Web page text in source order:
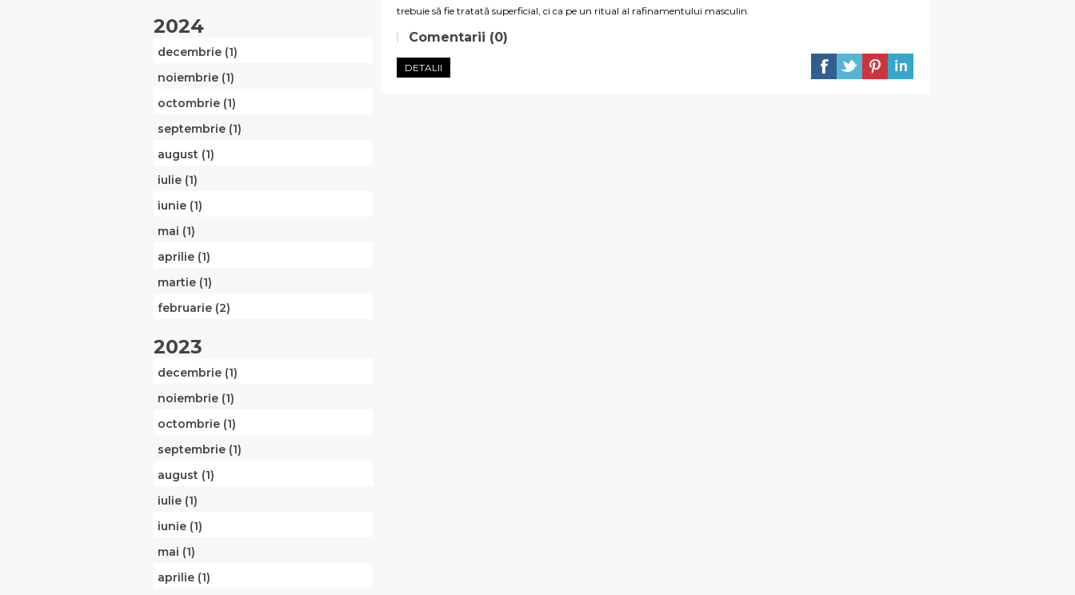
2024
decembrie (1)
noiembrie (1)
octombrie (1)
septembrie (1)
august (1)
iulie (1)
iunie (1)
mai (1)
aprilie (1)
martie (1)
februarie (2)
2023
decembrie (1)
noiembrie (1)
octombrie (1)
septembrie (1)
august (1)
iulie (1)
iunie (1)
mai (1)
aprilie (1)
trebuie să fie tratată superficial, ci ca pe un ritual al rafinamentului masculin.
Comentarii (0)
DETALII